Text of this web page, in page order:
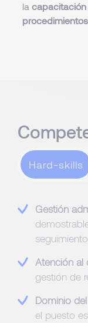
la capacitación
Hard-skills
Gestión
Atención al
gestión de
Dominio
el puesto